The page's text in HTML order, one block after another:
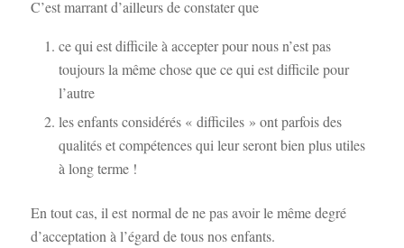
C’est marrant d’ailleurs de constater que
ce qui est difficile à accepter pour nous n’est pas
toujours la même chose que ce qui est difficile pour
l’autre
les enfants considérés « difficiles » ont parfois des
qualités et compétences qui leur seront bien plus utiles
à long terme !
En tout cas, il est normal de ne pas avoir le même degré
d’acceptation à l’égard de tous nos enfants.